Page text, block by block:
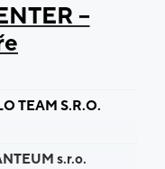
–
TEAM S.R.O.
s.r.o.